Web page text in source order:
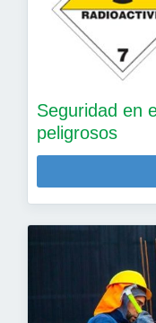
Seguridad en
peligrosos